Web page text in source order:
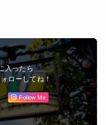
入ったら
ローしてね！
Follow Me